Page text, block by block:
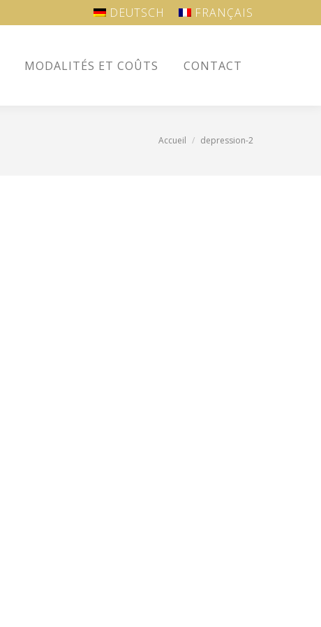
DEUTSCH FRANÇAIS
MODALITÉS ET COÛTS CONTACT
Vous êtes ici :
Accueil depression-2
MODALITÉS ET COÛTS CONTACT